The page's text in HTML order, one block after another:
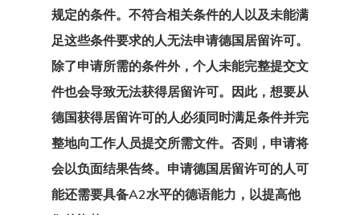
规定的条件。不符合相关条件的人以及未能满
足这些条件要求的人无法申请德国居留许可。
除了申请所需的条件外，个人未能完整提交文
件也会导致无法获得居留许可。因此，想要从
德国获得居留许可的人必须同时满足条件并完
整地向工作人员提交所需文件。否则，申请将
会以负面结果告终。 申请德国居留许可的人可
能还需要具备A2水平的德语能力，以提高他